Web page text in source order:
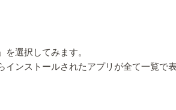
を選択してみます。
インストールされたアプリが全て一覧